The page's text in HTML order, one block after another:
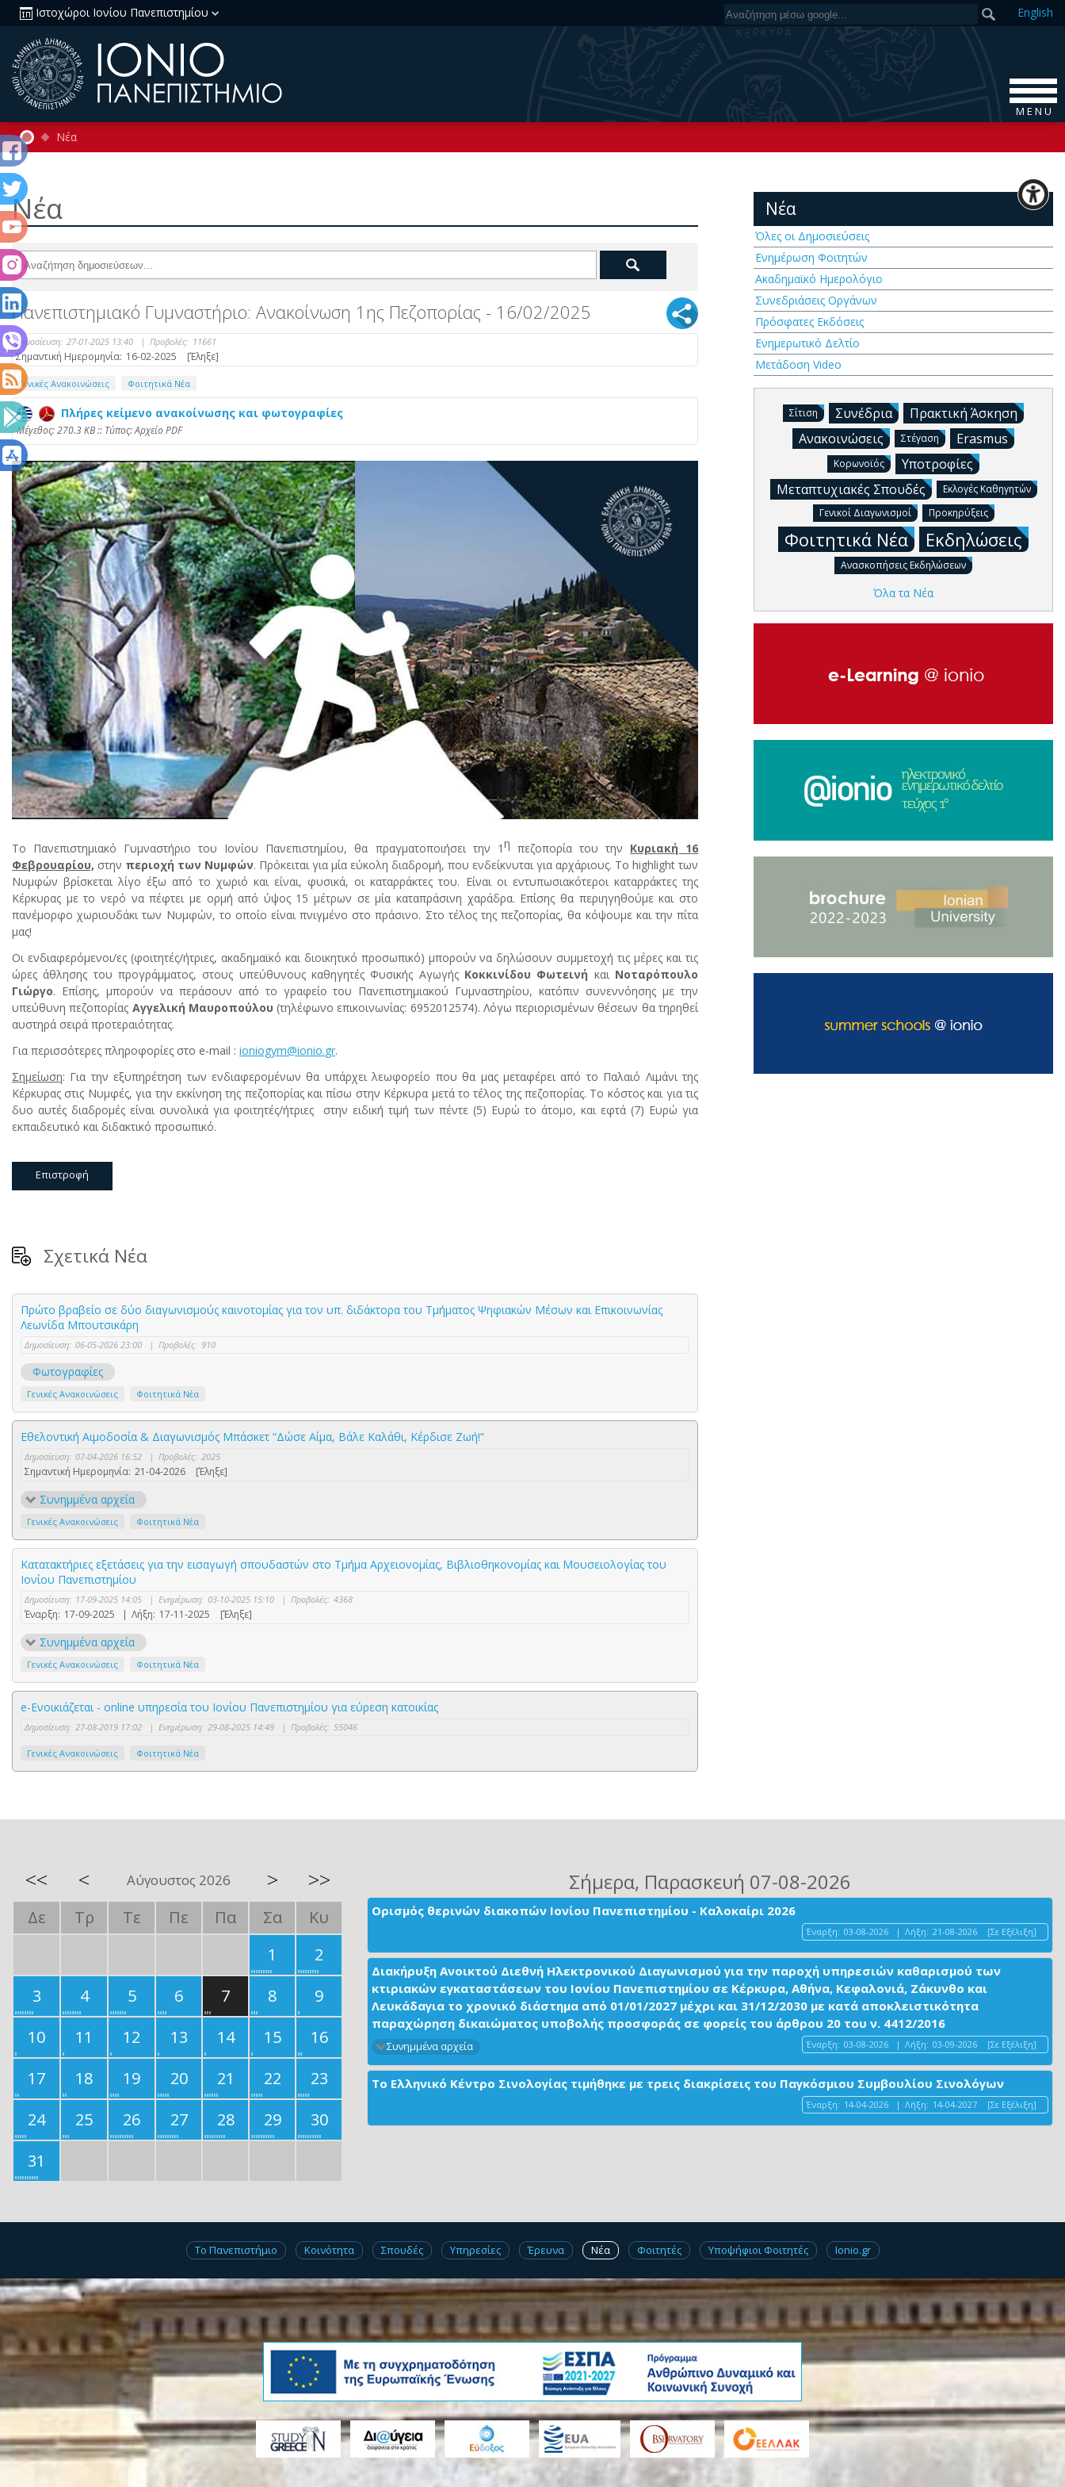
Ιστοχώροι Ιονίου Πανεπιστημίου English
M E N U
Νέα
Νέα
Πανεπιστημιακό Γυμναστήριο: Ανακοίνωση 1ης Πεζοπορίας - 16/02/2025
Δημοσίευση: 27-01-2025 13:40 | Προβολές: 11661
Σημαντική Ημερομηνία: 16-02-2025 [Έληξε]
Γενικές Ανακοινώσεις Φοιτητικά Νέα
Πλήρες κείμενο ανακοίνωσης και φωτογραφίες
Mέγεθος: 270.3 KB :: Τύπος: Αρχείο PDF
Το Πανεπιστημιακό Γυμναστήριο του Ιονίου Πανεπιστημίου, θα πραγματοποιήσει την 1η πεζοπορία του την Κυριακή 16
Φεβρουαρίου, στην περιοχή των Νυμφών. Πρόκειται για μία εύκολη διαδρομή, που ενδείκνυται για αρχάριους. Το highlight των
Νυμφών βρίσκεται λίγο έξω από το χωριό και είναι, φυσικά, οι καταρράκτες του. Είναι οι εντυπωσιακότεροι καταρράκτες της
Κέρκυρας με το νερό να πέφτει με ορμή από ύψος 15 μέτρων σε μία καταπράσινη χαράδρα. Επίσης θα περιηγηθούμε και στο
πανέμορφο χωριουδάκι των Νυμφών, το οποίο είναι πνιγμένο στο πράσινο. Στο τέλος της πεζοπορίας, θα κόψουμε και την πίτα
μας!
Οι ενδιαφερόμενοι/ες (φοιτητές/ήτριες, ακαδημαϊκό και διοικητικό προσωπικό) μπορούν να δηλώσουν συμμετοχή τις μέρες και τις
ώρες άθλησης του προγράμματος, στους υπεύθυνους καθηγητές Φυσικής Αγωγής Κοκκινίδου Φωτεινή και Νοταρόπουλο
Γιώργο. Επίσης, μπορούν να περάσουν από το γραφείο του Πανεπιστημιακού Γυμναστηρίου, κατόπιν συνεννόησης με την
υπεύθυνη πεζοπορίας Αγγελική Μαυροπούλου (τηλέφωνο επικοινωνίας: 6952012574). Λόγω περιορισμένων θέσεων θα τηρηθεί
αυστηρά σειρά προτεραιότητας.
Για περισσότερες πληροφορίες στο e-mail : ioniogym@ionio.gr.
Σημείωση: Για την εξυπηρέτηση των ενδιαφερομένων θα υπάρχει λεωφορείο που θα μας μεταφέρει από το Παλαιό Λιμάνι της
Κέρκυρας στις Νυμφές, για την εκκίνηση της πεζοπορίας και πίσω στην Κέρκυρα μετά το τέλος της πεζοπορίας. Το κόστος και για τις
δυο αυτές διαδρομές είναι συνολικά για φοιτητές/ήτριες στην ειδική τιμή των πέντε (5) Ευρώ το άτομο, και εφτά (7) Ευρώ για
εκπαιδευτικό και διδακτικό προσωπικό.
Επιστροφή
Σχετικά Νέα
Πρώτο βραβείο σε δύο διαγωνισμούς καινοτομίας για τον υπ. διδάκτορα του Τμήματος Ψηφιακών Μέσων και Επικοινωνίας
Λεωνίδα Μπουτσικάρη
Δημοσίευση: 06-05-2026 23:00 | Προβολές: 910
Φωτογραφίες
Γενικές Ανακοινώσεις Φοιτητικά Νέα
Εθελοντική Αιμοδοσία & Διαγωνισμός Μπάσκετ “Δώσε Αίμα, Βάλε Καλάθι, Κέρδισε Ζωή!”
Δημοσίευση: 07-04-2026 16:52 | Προβολές: 2025
Σημαντική Ημερομηνία: 21-04-2026 [Έληξε]
Συνημμένα αρχεία
Γενικές Ανακοινώσεις Φοιτητικά Νέα
Κατατακτήριες εξετάσεις για την εισαγωγή σπουδαστών στο Τμήμα Αρχειονομίας, Βιβλιοθηκονομίας και Μουσειολογίας του
Ιονίου Πανεπιστημίου
Δημοσίευση: 17-09-2025 14:05 | Ενημέρωση: 03-10-2025 15:10 | Προβολές: 4368
Έναρξη: 17-09-2025 | Λήξη: 17-11-2025 [Έληξε]
Συνημμένα αρχεία
Γενικές Ανακοινώσεις Φοιτητικά Νέα
e-Ενοικιάζεται - online υπηρεσία του Ιονίου Πανεπιστημίου για εύρεση κατοικίας
Δημοσίευση: 27-08-2019 17:02 | Ενημέρωση: 29-08-2025 14:49 | Προβολές: 55046
Γενικές Ανακοινώσεις Φοιτητικά Νέα
Νέα
Όλες οι Δημοσιεύσεις
Ενημέρωση Φοιτητών
Ακαδημαϊκό Ημερολόγιο
Συνεδριάσεις Οργάνων
Πρόσφατες Εκδόσεις
Ενημερωτικό Δελτίο
Μετάδοση Video
Σίτιση Συνέδρια
Πρακτική Άσκηση
Ανακοινώσεις
Στέγαση Erasmus
Κορωνοϊός
Υποτροφίες
Μεταπτυχιακές Σπουδές
Εκλογές Καθηγητών
Γενικοί Διαγωνισμοί
Προκηρύξεις
Φοιτητικά Νέα Εκδηλώσεις
Ανασκοπήσεις Εκδηλώσεων
Όλα τα Νέα
<< < Αύγουστος 2026 > >>
Δε Τρ Τε Πε Πα Σα
Κυ
1
2
3
4 5 6 7 8
9
10
11 12 13 14 15
16
17
18 19 20 21 22
23
24
25 26 27 28 29
30
31
Σήμερα, Παρασκευή 07-08-2026
Ορισμός θερινών διακοπών Ιονίου Πανεπιστημίου - Καλοκαίρι 2026
Έναρξη: 03-08-2026 | Λήξη: 21-08-2026 [Σε Εξέλιξη]
Διακήρυξη Ανοικτού Διεθνή Ηλεκτρονικού Διαγωνισμού για την παροχή υπηρεσιών καθαρισμού των
κτιριακών εγκαταστάσεων του Ιονίου Πανεπιστημίου σε Κέρκυρα, Αθήνα, Κεφαλονιά, Ζάκυνθο και
Λευκάδαγια το χρονικό διάστημα από 01/01/2027 μέχρι και 31/12/2030 με κατά αποκλειστικότητα
παραχώρηση δικαιώματος υποβολής προσφοράς σε φορείς του άρθρου 20 του ν. 4412/2016
Έναρξη: 03-08-2026 | Λήξη: 03-09-2026 [Σε Εξέλιξη]
Συνημμένα αρχεία
Το Ελληνικό Κέντρο Σινολογίας τιμήθηκε με τρεις διακρίσεις του Παγκόσμιου Συμβουλίου Σινολόγων
Έναρξη: 14-04-2026 | Λήξη: 14-04-2027 [Σε Εξέλιξη]
Το Πανεπιστήμιο Κοινότητα Σπουδές Υπηρεσίες Έρευνα Νέα Φοιτητές Υποψήφιοι Φοιτητές Ionio.gr